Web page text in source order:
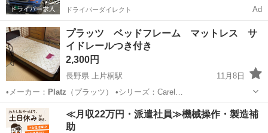
ドライバーダイレクト Ad
プラッツ ベッドフレーム マットレス サ
イドレールつき付き
2,300円
長野県 上片桐駅
11月8日
•メーカー： Platz （プラッツ） •シリーズ：Carel…
長野 下伊那郡 上片桐駅 ベッド フレーム
≪月収22万円・派遣社員≫機械操作・製造補
助